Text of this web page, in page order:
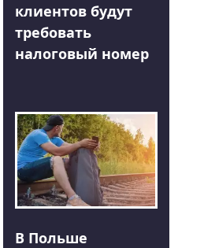
клиентов будут
требовать
налоговый номер
В Польше